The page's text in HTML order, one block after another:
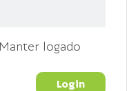
Manter logado